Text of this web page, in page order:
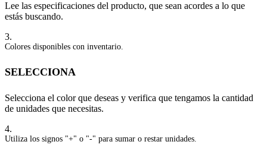
Lee las especificaciones del producto, que sean acordes a lo que
estás buscando.
3.
Colores disponibles con inventario.
SELECCIONA
Selecciona el color que deseas y verifica que tengamos la cantidad
de unidades que necesitas.
4.
Utiliza los signos "+" o "-" para sumar o restar unidades.